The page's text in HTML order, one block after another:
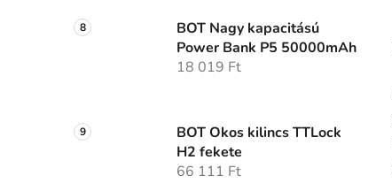
BOT Nagy kapacitású
Power Bank P5 50000mAh
18 019 Ft
BOT Okos kilincs TTLock
H2 fekete
66 111 Ft